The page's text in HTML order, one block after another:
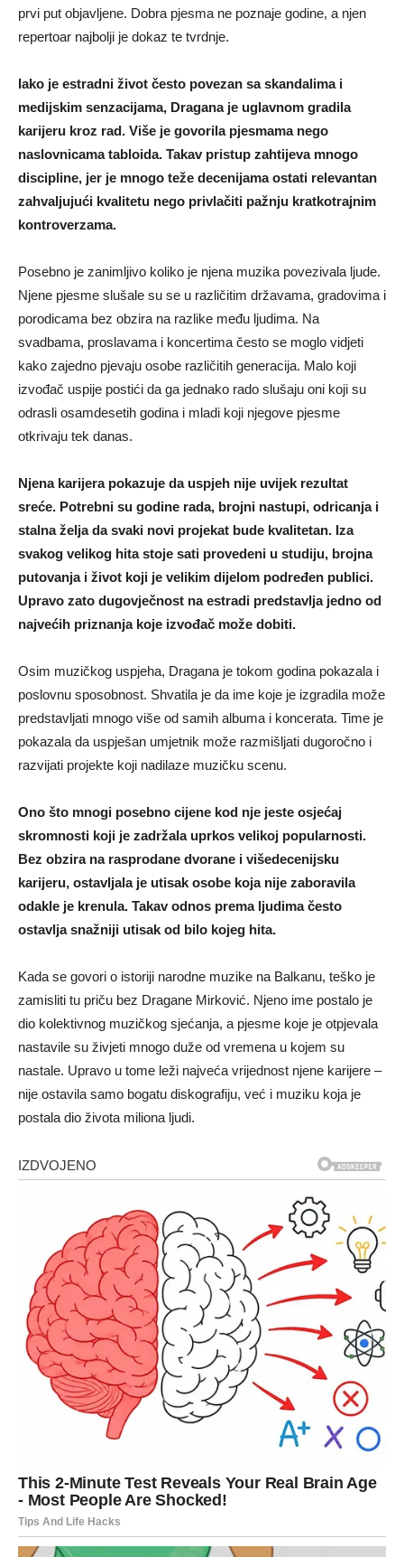
prvi put objavljene. Dobra pjesma ne poznaje godine, a njen
repertoar najbolji je dokaz te tvrdnje.
Iako je estradni život često povezan sa skandalima i
medijskim senzacijama, Dragana je uglavnom gradila
karijeru kroz rad. Više je govorila pjesmama nego
naslovnicama tabloida. Takav pristup zahtijeva mnogo
discipline, jer je mnogo teže decenijama ostati relevantan
zahvaljujući kvalitetu nego privlačiti pažnju kratkotrajnim
kontroverzama.
Posebno je zanimljivo koliko je njena muzika povezivala ljude.
Njene pjesme slušale su se u različitim državama, gradovima i
porodicama bez obzira na razlike među ljudima. Na
svadbama, proslavama i koncertima često se moglo vidjeti
kako zajedno pjevaju osobe različitih generacija. Malo koji
izvođač uspije postići da ga jednako rado slušaju oni koji su
odrasli osamdesetih godina i mladi koji njegove pjesme
otkrivaju tek danas.
Njena karijera pokazuje da uspjeh nije uvijek rezultat
sreće. Potrebni su godine rada, brojni nastupi, odricanja i
stalna želja da svaki novi projekat bude kvalitetan. Iza
svakog velikog hita stoje sati provedeni u studiju, brojna
putovanja i život koji je velikim dijelom podređen publici.
Upravo zato dugovječnost na estradi predstavlja jedno od
najvećih priznanja koje izvođač može dobiti.
Osim muzičkog uspjeha, Dragana je tokom godina pokazala i
poslovnu sposobnost. Shvatila je da ime koje je izgradila može
predstavljati mnogo više od samih albuma i koncerata. Time je
pokazala da uspješan umjetnik može razmišljati dugoročno i
razvijati projekte koji nadilaze muzičku scenu.
Ono što mnogi posebno cijene kod nje jeste osjećaj
skromnosti koji je zadržala uprkos velikoj popularnosti.
Bez obzira na rasprodane dvorane i višedecenijsku
karijeru, ostavljala je utisak osobe koja nije zaboravila
odakle je krenula. Takav odnos prema ljudima često
ostavlja snažniji utisak od bilo kojeg hita.
Kada se govori o istoriji narodne muzike na Balkanu, teško je
zamisliti tu priču bez Dragane Mirković. Njeno ime postalo je
dio kolektivnog muzičkog sjećanja, a pjesme koje je otpjevala
nastavile su živjeti mnogo duže od vremena u kojem su
nastale. Upravo u tome leži najveća vrijednost njene karijere –
nije ostavila samo bogatu diskografiju, već i muziku koja je
postala dio života miliona ljudi.